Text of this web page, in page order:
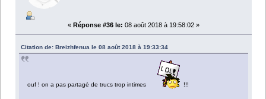
« Réponse #36 le: 08 août 2018 à 19:58:02 »
Citation de: Breizhfenua le 08 août 2018 à 19:33:34
ouf ! on a pas partagé de trucs trop intimes !!!